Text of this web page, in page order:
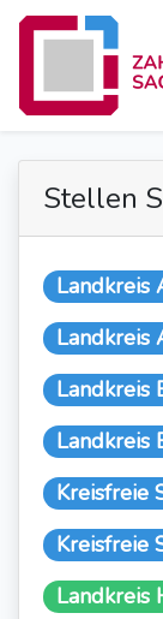
Stellen
Landkreis
Landkreis
Landkreis
Landkreis
Kreisfreie
Kreisfreie
Landkreis